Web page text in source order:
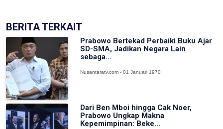
BERITA TERKAIT
Prabowo Bertekad Perbaiki Buku Ajar
SD-SMA, Jadikan Negara Lain
sebaga...
Nusantaratv.com - 01 Januari 1970
Dari Ben Mboi hingga Cak Noer,
Prabowo Ungkap Makna
Kepemimpinan: Beke...